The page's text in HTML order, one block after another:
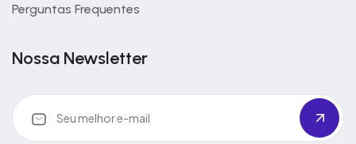
Perguntas Frequentes
Nossa Newsletter